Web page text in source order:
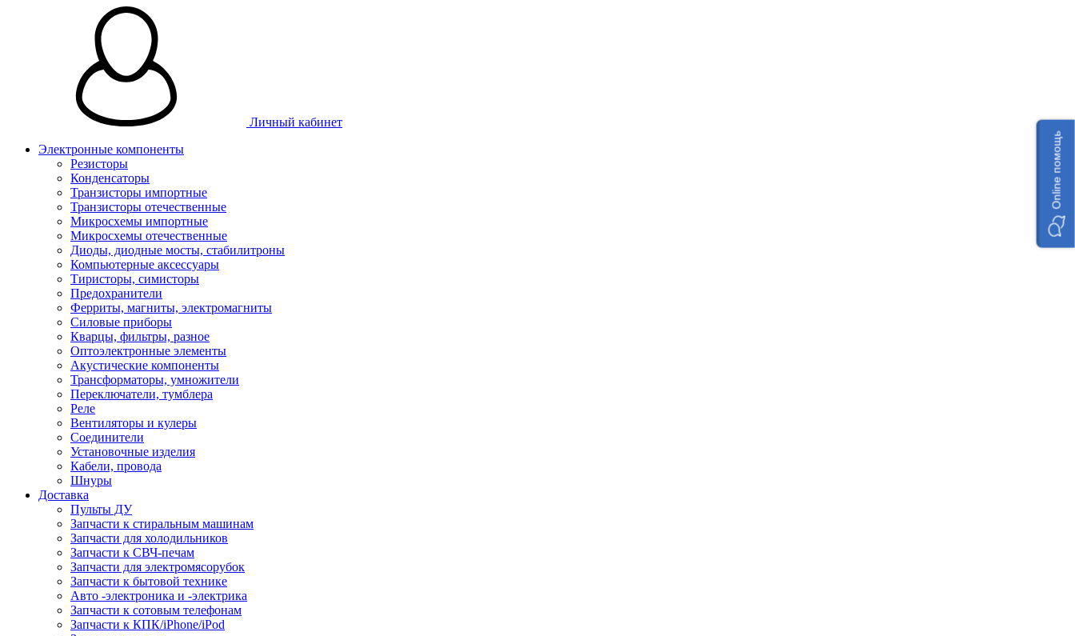
Личный кабинет
Электронные компоненты
Резисторы
Конденсаторы
Транзисторы импортные
Транзисторы отечественные
Микросхемы импортные
Микросхемы отечественные
Диоды, диодные мосты, стабилитроны
Компьютерные аксессуары
Тиристоры, симисторы
Предохранители
Ферриты, магниты, электромагниты
Силовые приборы
Кварцы, фильтры, разное
Оптоэлектронные элементы
Акустические компоненты
Трансформаторы, умножители
Переключатели, тумблера
Реле
Вентиляторы и кулеры
Соединители
Установочные изделия
Кабели, провода
Шнуры
Доставка
Пульты ДУ
Запчасти к стиральным машинам
Запчасти для холодильников
Запчасти к СВЧ-печам
Запчасти для электромясорубок
Запчасти к бытовой технике
Авто -электроника и -электрика
Запчасти к сотовым телефонам
Запчасти к КПК/iPhone/iPod
Online помощь